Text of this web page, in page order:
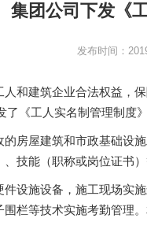
集团公司下发《
发布时间：
和建筑企业合法权益，
了《工人实名制管理制度
房屋建筑和市政基础设
技能（职称或岗位证书
设施设备，施工现场实
栏等技术实施考勤管